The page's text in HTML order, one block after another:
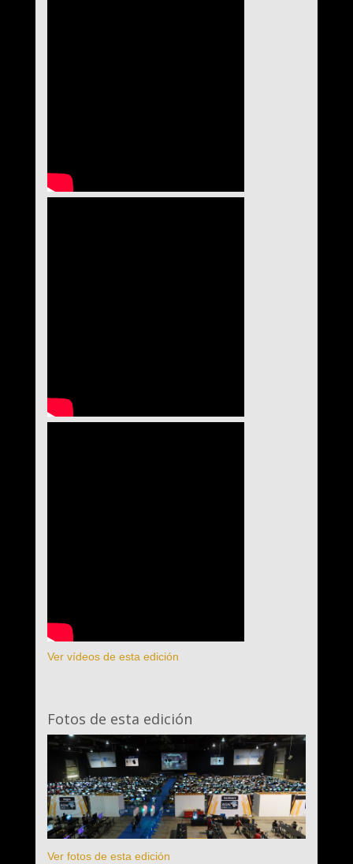
Ver vídeos de esta edición
Fotos de esta edición
Ver fotos de esta edición